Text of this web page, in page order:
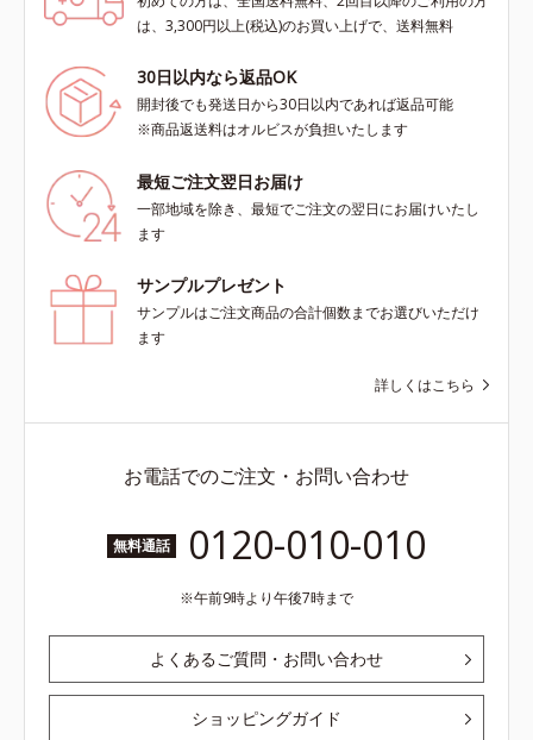
は、3,300円以上(税込)のお買い上げで、送料無料
30日以内なら返品OK
開封後でも発送日から30日以内であれば返品可能
※商品返送料はオルビスが負担いたします
最短ご注文翌日お届け
一部地域を除き、最短でご注文の翌日にお届けいたし
ます
サンプルプレゼント
サンプルはご注文商品の合計個数までお選びいただけ
ます
詳しくはこちら
お電話でのご注文・お問い合わせ
無料通話 0120-010-010
午前9時より午後7時まで
よくあるご質問・お問い合わせ
ショッピングガイド